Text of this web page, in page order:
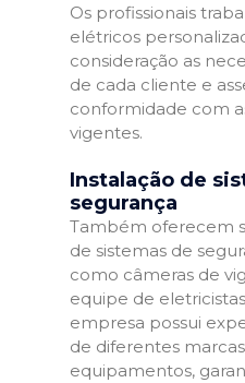
Os profissionais
elétricos
consideração as
de cada cliente e
conformidade com
vigentes.
Instalação de
segurança
Também oferecem
de sistemas de
como câmeras de
equipe de
empresa possui
de diferentes
equipamentos,